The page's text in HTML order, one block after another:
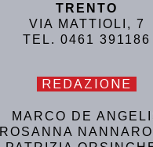
TRENTO
VIA MATTIOLI, 7
TEL. 0461 391186
REDAZIONE
MARCO DE
ROSANNA